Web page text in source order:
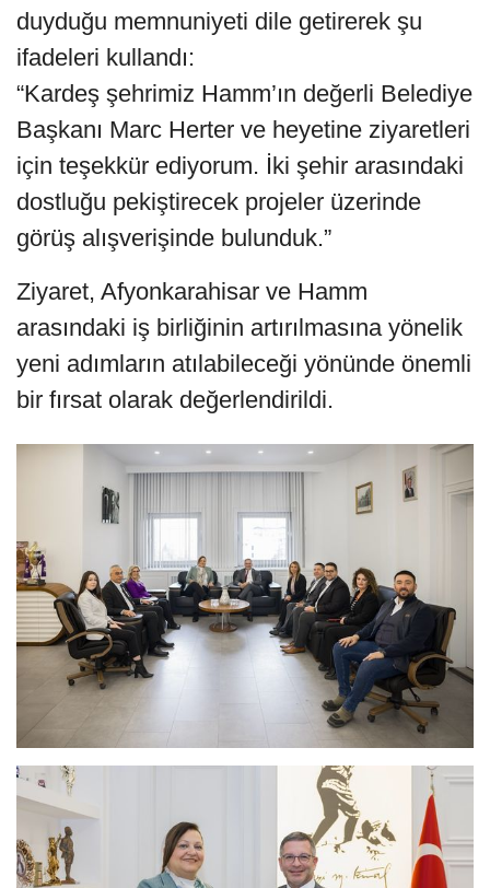
duyduğu memnuniyeti dile getirerek şu
ifadeleri kullandı:
“Kardeş şehrimiz Hamm’ın değerli Belediye
Başkanı Marc Herter ve heyetine ziyaretleri
için teşekkür ediyorum. İki şehir arasındaki
dostluğu pekiştirecek projeler üzerinde
görüş alışverişinde bulunduk.”
Ziyaret, Afyonkarahisar ve Hamm
arasındaki iş birliğinin artırılmasına yönelik
yeni adımların atılabileceği yönünde önemli
bir fırsat olarak değerlendirildi.